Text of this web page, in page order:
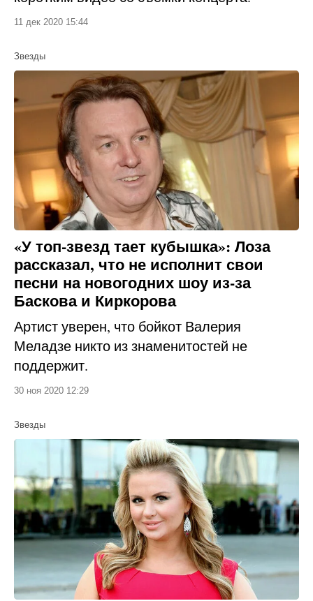
11 дек 2020 15:44
Звезды
«У топ-звезд тает кубышка»: Лоза
рассказал, что не исполнит свои
песни на новогодних шоу из-за
Баскова и Киркорова
Артист уверен, что бойкот Валерия
Меладзе никто из знаменитостей не
поддержит.
30 ноя 2020 12:29
Звезды